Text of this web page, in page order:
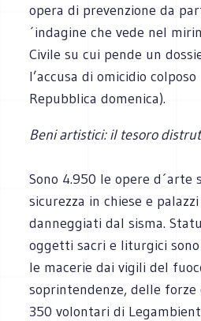
opera di prevenzione da
´indagine che vede nel
Civile su cui pende un
l’accusa di omicidio
Repubblica domenica).
Beni artistici: il tesoro
Sono 4.950 le opere d´arte
sicurezza in chiese e
danneggiati dal sisma.
oggetti sacri e liturgici
le macerie dai vigili del
soprintendenze, delle forze
350 volontari di